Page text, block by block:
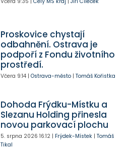
Proskovice chystají
odbahnění. Ostrava je
podpoří z Fondu životního
prostředí.
Včera 9:14| Ostrava-město| Tomáš Kořistka
Dohoda Frýdku-Místku a
Slezanu Holding přinesla
novou parkovací plochu
5. srpna 2026 16:12| Frýdek-Místek| Tomáš
Tikal